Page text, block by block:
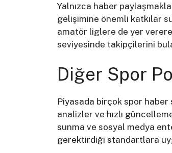
Yalnızca haber
gelişimine önemli katkılar
amatör liglere de yer
seviyesinde takipçilerini
Diğer Spor
Piyasada birçok spor haber
analizler ve hızlı
sunma ve sosyal medya
gerektirdiği standartlara